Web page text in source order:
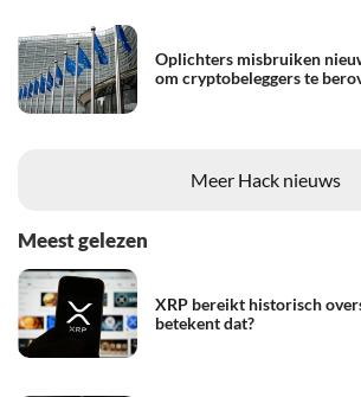
Oplichters misbruiken
om cryptobeleggers te
Meer Hack nieuws
Meest gelezen
XRP bereikt historisch
betekent dat?